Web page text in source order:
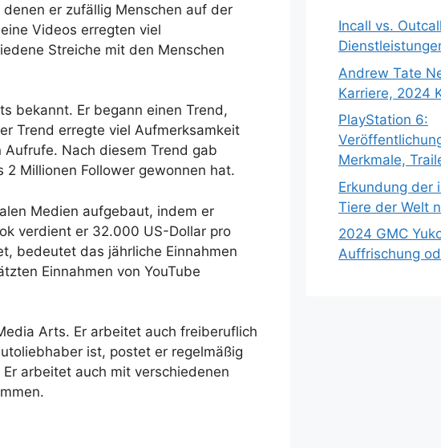
er zufällig Menschen auf der
Videos erregten viel
Streiche mit den Menschen
bekannt. Er begann einen Trend,
Trend erregte viel Aufmerksamkeit
Nach diesem Trend gab
Millionen Follower gewonnen hat.
Medien aufgebaut, indem er
verdient er 32.000 US-Dollar pro
bedeutet das jährliche Einnahmen
Einnahmen von YouTube
Arts. Er arbeitet auch freiberuflich
ist, postet er regelmäßig
arbeitet auch mit verschiedenen
Incall vs.
Andrew Tate
Karriere, 2024
PlayStation 6:
Merkmale,
Erkundung der
Tiere der Welt
2024 GMC
Auffrischung